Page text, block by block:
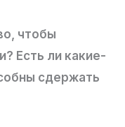
чтобы
Есть ли какие-
сдержать